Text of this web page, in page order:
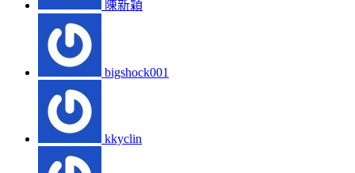
陳新穎
bigshock001
kkyclin